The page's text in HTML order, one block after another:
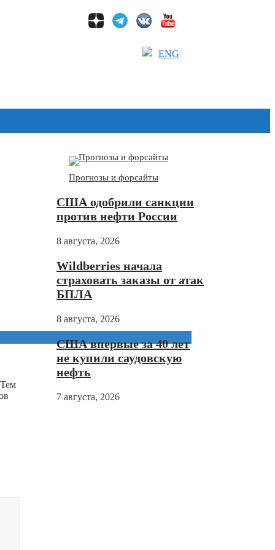
ENG
Прогнозы и форсайты
США одобрили санкции
против нефти России
8 августа, 2026
Wildberries начала
страховать заказы от атак
БПЛА
8 августа, 2026
США впервые за 40 лет
не купили саудовскую
нефть
7 августа, 2026